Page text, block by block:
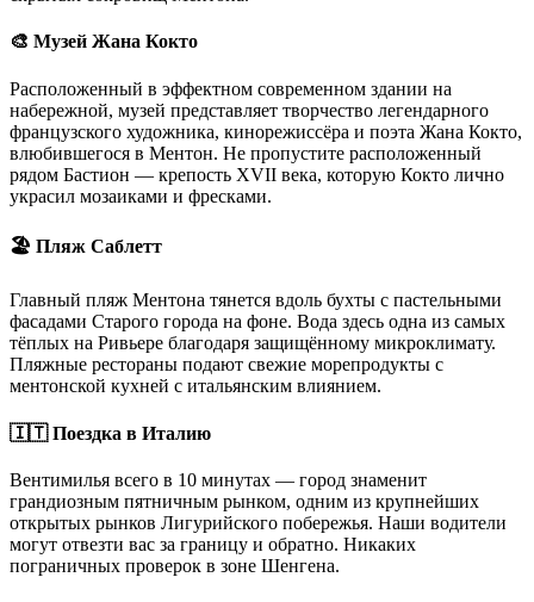
🎨 Музей Жана Кокто
Расположенный в эффектном современном здании на
набережной, музей представляет творчество легендарного
французского художника, кинорежиссёра и поэта Жана Кокто,
влюбившегося в Ментон. Не пропустите расположенный
рядом Бастион — крепость XVII века, которую Кокто лично
украсил мозаиками и фресками.
🏖️ Пляж Саблетт
Главный пляж Ментона тянется вдоль бухты с пастельными
фасадами Старого города на фоне. Вода здесь одна из самых
тёплых на Ривьере благодаря защищённому микроклимату.
Пляжные рестораны подают свежие морепродукты с
ментонской кухней с итальянским влиянием.
🇮🇹 Поездка в Италию
Вентимилья всего в 10 минутах — город знаменит
грандиозным пятничным рынком, одним из крупнейших
открытых рынков Лигурийского побережья. Наши водители
могут отвезти вас за границу и обратно. Никаких
пограничных проверок в зоне Шенгена.